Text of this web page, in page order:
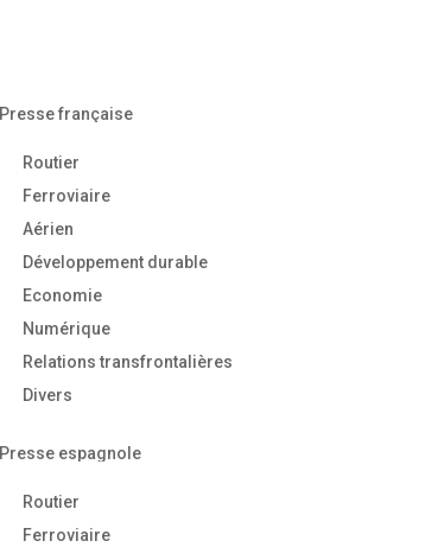
Presse française
Routier
Ferroviaire
Aérien
Développement durable
Economie
Numérique
Relations transfrontalières
Divers
Presse espagnole
Routier
Ferroviaire